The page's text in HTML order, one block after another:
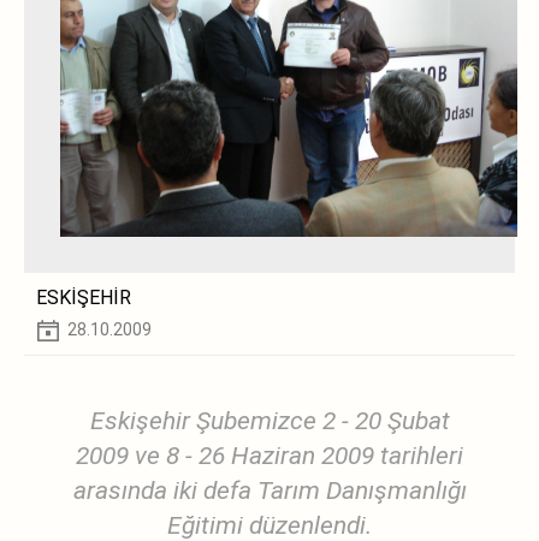
ESKİŞEHİR
28.10.2009
Eskişehir Şubemizce 2 - 20 Şubat
2009 ve 8 - 26 Haziran 2009 tarihleri
arasında iki defa Tarım Danışmanlığı
Eğitimi düzenlendi.